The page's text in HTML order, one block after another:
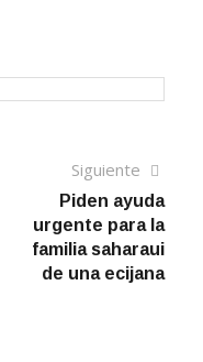
Siguiente
Piden ayuda
urgente para la
familia saharaui
de una ecijana